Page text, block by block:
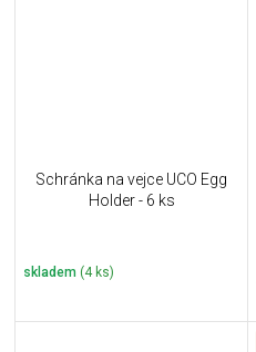
Schránka na vejce UCO Egg
Holder - 6 ks
skladem (4 ks)